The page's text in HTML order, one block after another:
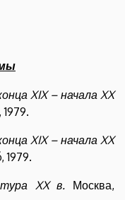
XIX – начала XX
XIX – начала XX
1979.
XX в. Москва,